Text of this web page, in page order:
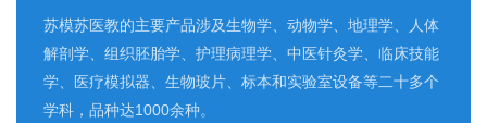
苏模苏医教的主要产品涉及生物学、动物学、地理学、人体
解剖学、组织胚胎学、护理病理学、中医针灸学、临床技能
学、医疗模拟器、生物玻片、标本和实验室设备等二十多个
学科，品种达1000余种。